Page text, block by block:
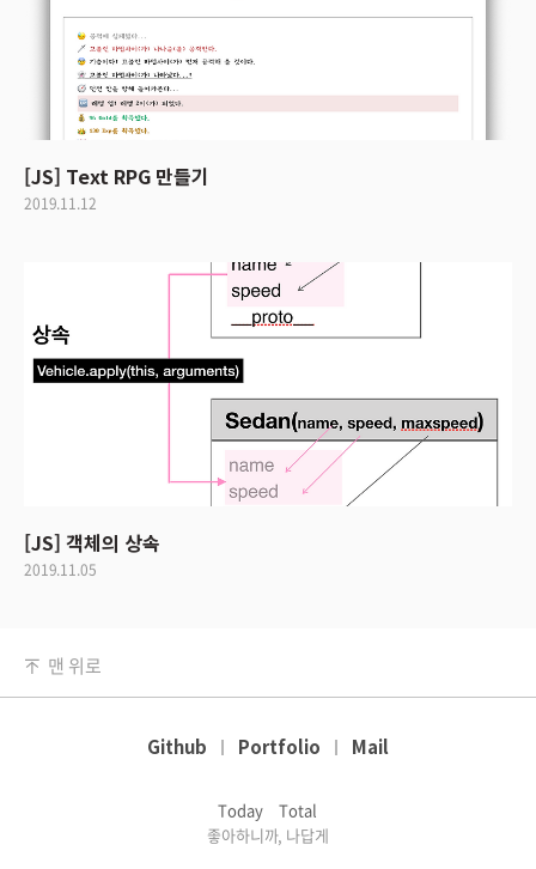
[JS] Text RPG 만들기
2019.11.12
[JS] 객체의 상속
2019.11.05
맨 위로
Github Portfolio Mail
Today
Total
좋아하니까, 나답게